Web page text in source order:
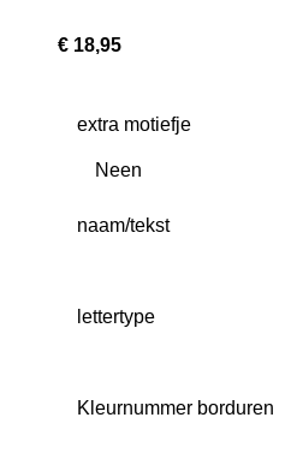
€ 18,95
extra motiefje
naam/tekst
lettertype
Kleurnummer borduren